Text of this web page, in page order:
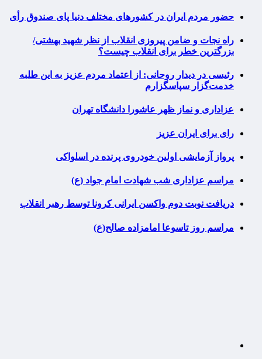
حضور مردم ایران در کشورهای مختلف دنیا پای صندوق رأی
راه نجات و ضامن پیروزی انقلاب از نظر شهید بهشتی/
بزرگترین خطر برای انقلاب چیست؟
رئیسی در دیدار روحانی: از اعتماد مردم عزیز به این طلبه
خدمت‌گزار سپاسگزارم
عزاداری و نماز ظهر عاشورا دانشگاه تهران
رای برای ایران عزیز
پرواز آزمایشی اولین خودروی پرنده در اسلواکی
مراسم عزاداری شب شهادت امام جواد (ع)
دریافت نوبت دوم واکسن ایرانی کرونا توسط رهبر انقلاب
مراسم روز تاسوعا امامزاده صالح(ع)